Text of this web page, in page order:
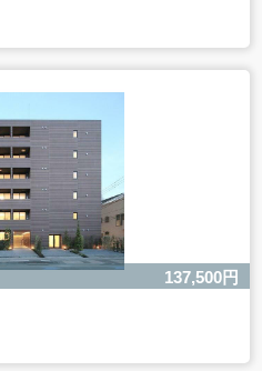
けない場合、適切な対応がで
137,500円